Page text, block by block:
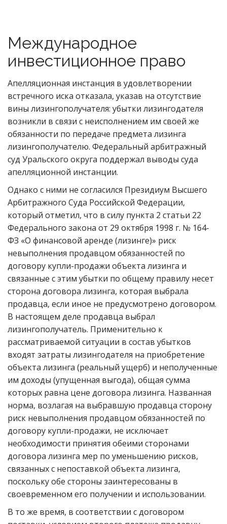
Международное
инвестиционное право
Апелляционная инстанция в удовлетворении
встречного иска отказала, указав на отсутствие
вины лизингополучателя: убытки лизингодателя
возникли в связи с неисполнением им своей же
обязанности по передаче предмета лизинга
лизингополучателю. Федеральный арбитражный
суд Уральского округа поддержал выводы суда
апелляционной инстанции.
Однако с ними не согласился Президиум Высшего
Арбитражного Суда Российской Федерации,
который отметил, что в силу пункта 2 статьи 22
Федерального закона от 29 октября 1998 г. № 164-
ФЗ «О финансовой аренде (лизинге)» риск
невыполнения продавцом обязанностей по
договору купли-продажи объекта лизинга и
связанные с этим убытки по общему правилу несет
сторона договора лизинга, которая выбрала
продавца, если иное не предусмотрено договором.
В настоящем деле продавца выбрал
лизингополучатель. Применительно к
рассматриваемой ситуации в состав убытков
входят затраты лизингодателя на приобретение
объекта лизинга (реальный ущерб) и неполученные
им доходы (упущенная выгода), общая сумма
которых равна цене договора лизинга. Названная
норма, возлагая на выбравшую продавца сторону
риск невыполнения продавцом обязанностей по
договору купли-продажи, не исключает
необходимости принятия обеими сторонами
договора лизинга мер по уменьшению рисков,
связанных с непоставкой объекта лизинга,
поскольку обе стороны заинтересованы в
своевременном его получении и использовании.
В то же время, в соответствии с договором